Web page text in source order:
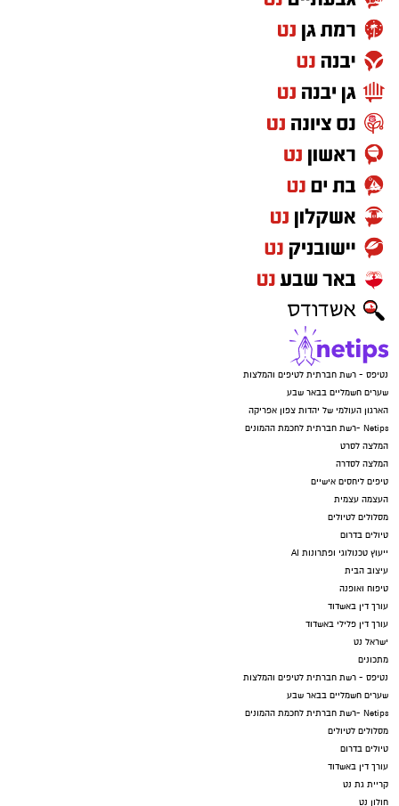
נטיפס - רשת חברתית לטיפים והמלצות
שערים חשמליים בבאר שבע
הארגון העולמי של יהדות צפון אפריקה
Netips -רשת חברתית לחכמת ההמונים
המלצה לסרט
המלצה לסדרה
טיפים ליחסים אישיים
העצמה עצמית
מסלולים לטיולים
טיולים בדרום
ייעוץ טכנולוגי ופתרונות AI
עיצוב הבית
טיפוח ואופנה
עורך דין באשדוד
עורך דין פלילי באשדוד
ישראל נט
מתכונים
נטיפס - רשת חברתית לטיפים והמלצות
שערים חשמליים בבאר שבע
Netips -רשת חברתית לחכמת ההמונים
מסלולים לטיולים
טיולים בדרום
עורך דין באשדוד
קריית גת נט
חולון נט